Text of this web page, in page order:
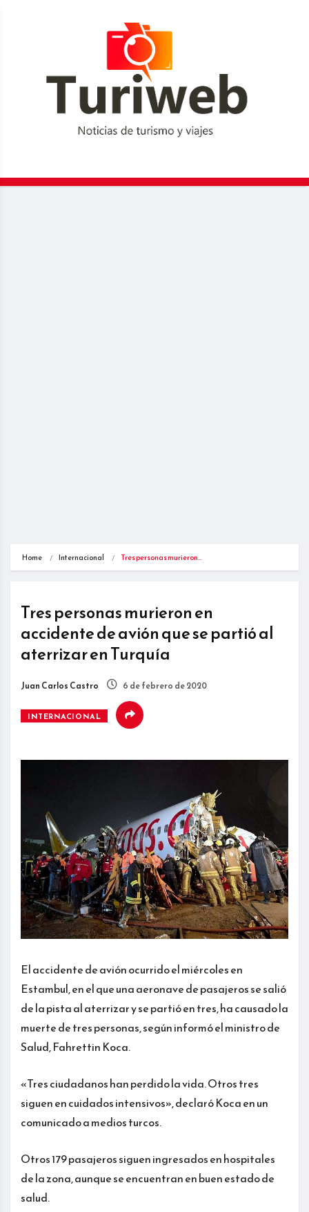
Home Internacional Tres personas murieron…
Tres personas murieron en
accidente de avión que se partió al
aterrizar en Turquía
Juan Carlos Castro 6 de febrero de 2020
INTERNACIONAL
El accidente de avión ocurrido el miércoles en
Estambul, en el que una aeronave de pasajeros se salió
de la pista al aterrizar y se partió en tres, ha causado la
muerte de tres personas, según informó el ministro de
Salud, Fahrettin Koca.
«Tres ciudadanos han perdido la vida. Otros tres
siguen en cuidados intensivos», declaró Koca en un
comunicado a medios turcos.
Otros 179 pasajeros siguen ingresados en hospitales
de la zona, aunque se encuentran en buen estado de
salud.